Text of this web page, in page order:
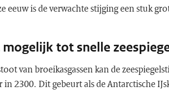
eeuw is de verwachte stijging een stuk
tot snelle
van broeikasgassen kan de
2300. Dit gebeurt als de Antarctische